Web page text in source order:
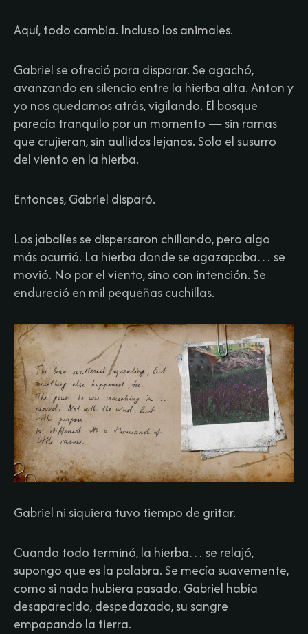
Aquí, todo cambia. Incluso los animales.​
Gabriel se ofreció para disparar. Se agachó,
avanzando en silencio entre la hierba alta. Anton y
yo nos quedamos atrás, vigilando. El bosque
parecía tranquilo por un momento — sin ramas
que crujieran, sin aullidos lejanos. Solo el susurro
del viento en la hierba.​
Entonces, Gabriel disparó.​
Los jabalíes se dispersaron chillando, pero algo
más ocurrió. La hierba donde se agazapaba… se
movió. No por el viento, sino con intención. Se
endureció en mil pequeñas cuchillas.​
Gabriel ni siquiera tuvo tiempo de gritar.​
Cuando todo terminó, la hierba… se relajó,
supongo que es la palabra. Se mecía suavemente,
como si nada hubiera pasado. Gabriel había
desaparecido, despedazado, su sangre
empapando la tierra.​